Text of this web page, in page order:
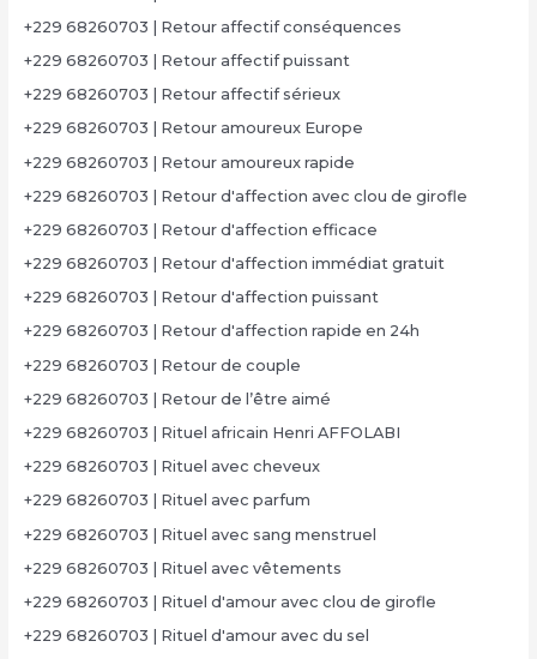
+229 68260703 | Retour affectif conséquences
+229 68260703 | Retour affectif puissant
+229 68260703 | Retour affectif sérieux
+229 68260703 | Retour amoureux Europe
+229 68260703 | Retour amoureux rapide
+229 68260703 | Retour d'affection avec clou de girofle
+229 68260703 | Retour d'affection efficace
+229 68260703 | Retour d'affection immédiat gratuit
+229 68260703 | Retour d'affection puissant
+229 68260703 | Retour d'affection rapide en 24h
+229 68260703 | Retour de couple
+229 68260703 | Retour de l’être aimé
+229 68260703 | Rituel africain Henri AFFOLABI
+229 68260703 | Rituel avec cheveux
+229 68260703 | Rituel avec parfum
+229 68260703 | Rituel avec sang menstruel
+229 68260703 | Rituel avec vêtements
+229 68260703 | Rituel d'amour avec clou de girofle
+229 68260703 | Rituel d'amour avec du sel